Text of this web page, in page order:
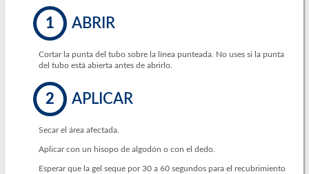
1 ABRIR
Cortar la punta del tubo sobre la línea punteada. No uses si la punta
del tubo está abierta antes de abrirlo.
2 APLICAR
Secar el área afectada.
Aplicar con un hisopo de algodón o con el dedo.
Esperar que la gel seque por 30 a 60 segundos para el recubrimiento